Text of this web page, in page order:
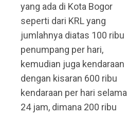
yang ada di Kota Bogor
seperti dari KRL yang
jumlahnya diatas 100 ribu
penumpang per hari,
kemudian juga kendaraan
dengan kisaran 600 ribu
kendaraan per hari selama
24 jam, dimana 200 ribu